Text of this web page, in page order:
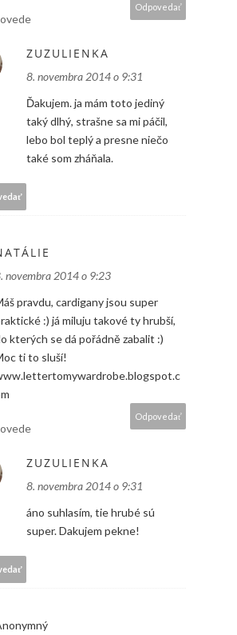
Odpovedať
ZUZULIENKA
8. novembra 2014 o 9:31
Ďakujem. ja mám toto jediný
taký dlhý, strašne sa mi páčil,
lebo bol teplý a presne niečo
také som zháňala.
novembra 2014 o 9:23
pravdu, cardigany jsou super
:) já miluju takové ty hrubší,
kterých se dá pořádně zabalit :)
ti to sluší!
Odpovedať
ZUZULIENKA
8. novembra 2014 o 9:31
áno suhlasím, tie hrubé sú
super. Dakujem pekne!